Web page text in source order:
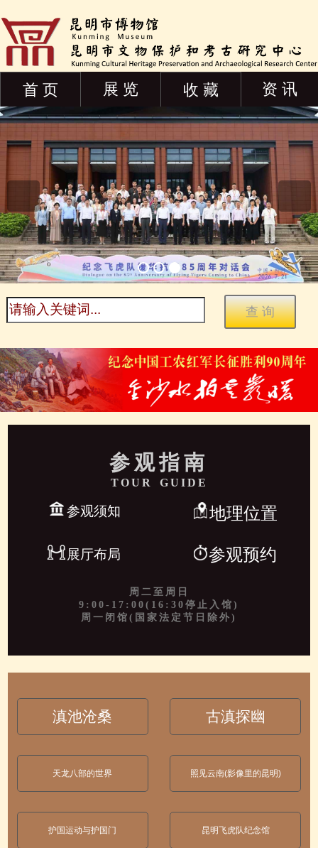
首 页 展 览 收 藏 资 讯
参观指南
TOUR GUIDE
参观须知 地理位置
展厅布局 参观预约
周二至周日
9:00-17:00(16:30停止入馆)
周一闭馆(国家法定节日除外)
滇池沧桑 古滇探幽
天龙八部的世界 照见云南(影像里的昆明)
护国运动与护国门 昆明飞虎队纪念馆